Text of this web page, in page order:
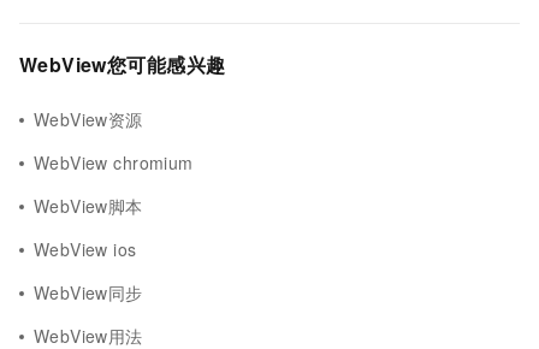
WebView您可能感兴趣
WebView资源
WebView chromium
WebView脚本
WebView ios
WebView同步
WebView用法